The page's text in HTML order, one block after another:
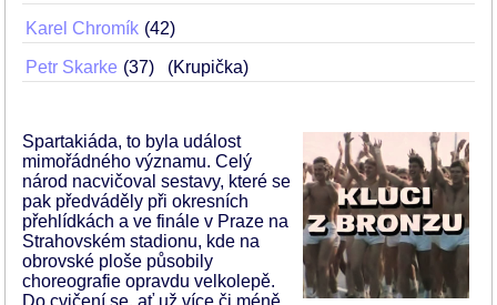
Karel Chromík 42
Petr Skarke 37 (Krupička)
Spartakiáda, to byla událost
mimořádného významu. Celý
národ nacvičoval sestavy, které se
pak předváděly při okresních
přehlídkách a ve finále v Praze na
Strahovském stadionu, kde na
obrovské ploše působily
choreografie opravdu velkolepě.
Do cvičení se, ať už více či méně